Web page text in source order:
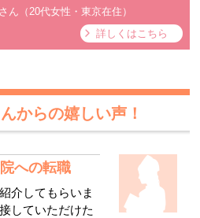
ん（20代女性・東京在住）
詳しくはこちら
からの嬉しい声！
への転職
介してもらいま
していただけた